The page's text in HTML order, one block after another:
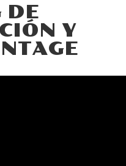
DE
Y